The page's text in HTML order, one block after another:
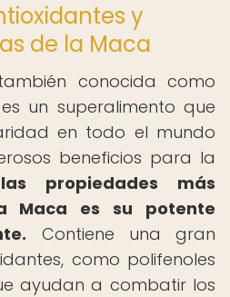
y
de la Maca
conocida como
un superalimento que
en todo el mundo
beneficios para la
propiedades más
Maca es su potente
Contiene una gran
como polifenoles
ayudan a combatir los